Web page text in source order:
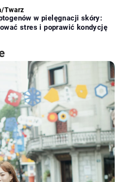
/Twarz
w pielęgnacji skóry:
stres i poprawić kondycję